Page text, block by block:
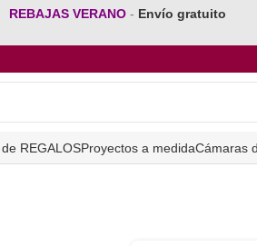
REBAJAS VERANO - Envío gratuito
REGALOSProyectos a medidaCámaras